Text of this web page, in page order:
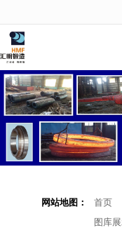
首页 公司介绍 产品展示
网站地图： 首页
图库